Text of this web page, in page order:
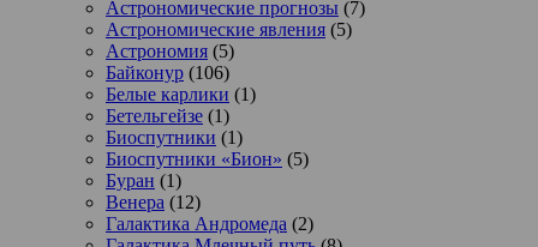
Астрономические прогнозы (7)
Астрономические явления (5)
Астрономия (5)
Байконур (106)
Белые карлики (1)
Бетельгейзе (1)
Биоспутники (1)
Биоспутники «Бион» (5)
Буран (1)
Венера (12)
Галактика Андромеда (2)